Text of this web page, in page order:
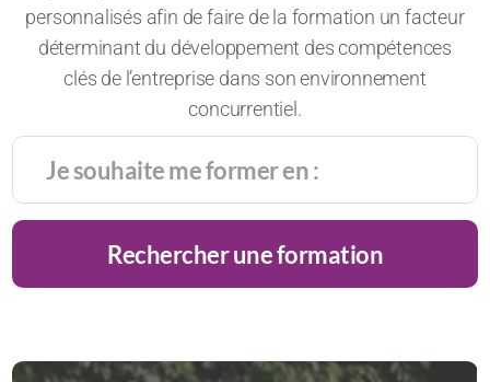
personnalisés afin de faire de la formation un facteur
déterminant du développement des compétences
clés de l’entreprise dans son environnement
concurrentiel.
Rechercher une formation